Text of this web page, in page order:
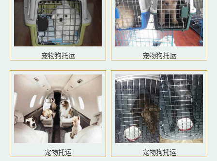
宠物狗托运 宠物狗托运
宠物托运 宠物狗托运